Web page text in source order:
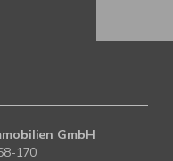
GmbH
170